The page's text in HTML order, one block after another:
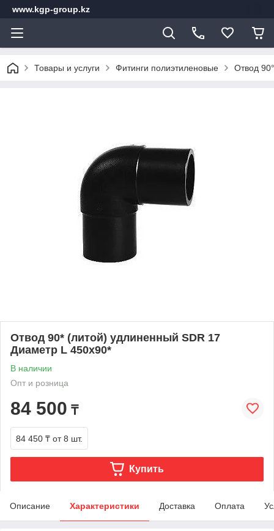
www.kgp-group.kz
Товары и услуги Фитинги полиэтиленовые Отвод
Отвод 90* (литой) удлиненный SDR 17
Диаметр L 450х90*
В наличии
Опт и розница
84 500 ₸
84 450 ₸ от 8 шт.
Купить
Описание Характеристики Доставка Оплата